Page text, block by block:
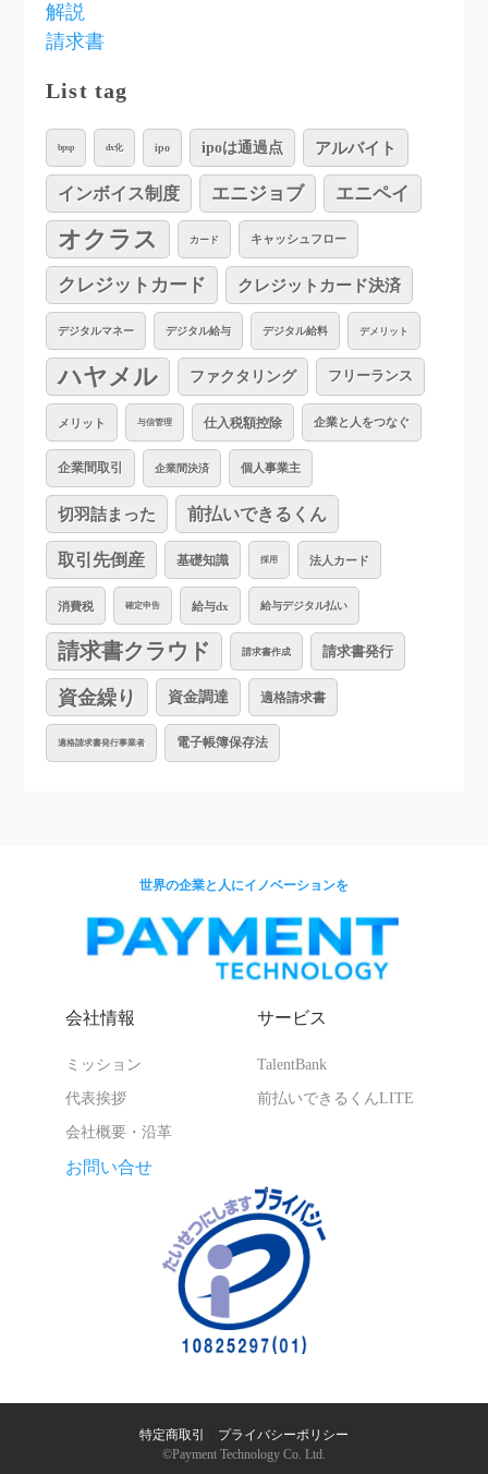
解説
請求書
List tag
bpsp dx化 ipo ipoは通過点 アルバイト
インボイス制度 エニジョブ エニペイ
オクラス カード キャッシュフロー
クレジットカード クレジットカード決済
デジタルマネー デジタル給与 デジタル給料 デメリット
ハヤメル ファクタリング フリーランス
メリット 与信管理 仕入税額控除 企業と人をつなぐ
企業間取引 企業間決済 個人事業主
切羽詰まった 前払いできるくん
取引先倒産 基礎知識 採用 法人カード
消費税 確定申告 給与dx 給与デジタル払い
請求書クラウド 請求書作成 請求書発行
資金繰り 資金調達 適格請求書
適格請求書発行事業者 電子帳簿保存法
世界の企業と人にイノベーションを
会社情報
ミッション
代表挨拶
会社概要・沿革
サービス
TalentBank
前払いできるくんLITE
お問い合せ
特定商取引
プライバシーポリシー
©︎Payment Technology Co. Ltd.